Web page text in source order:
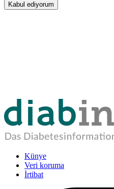
Kabul ediyorum
Künye
Veri koruma
İrtibat